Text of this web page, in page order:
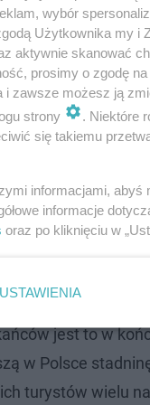
z najmniejszą
ex aequo
choszczeński)
klimat. Często
Te
jest to w
w Polsce
turystów wielu
wybór
Użytkownika my
aktywnie skanować
prosimy o zgodę
i zawsze możesz ją
strony
. Niektóre
się takiemu
informacjami,
informacje
oraz po kliknięciu w
USTAWIENIA